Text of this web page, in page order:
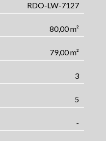
RDO-LW-7127
80,00 m²
79,00 m²
3
5
-